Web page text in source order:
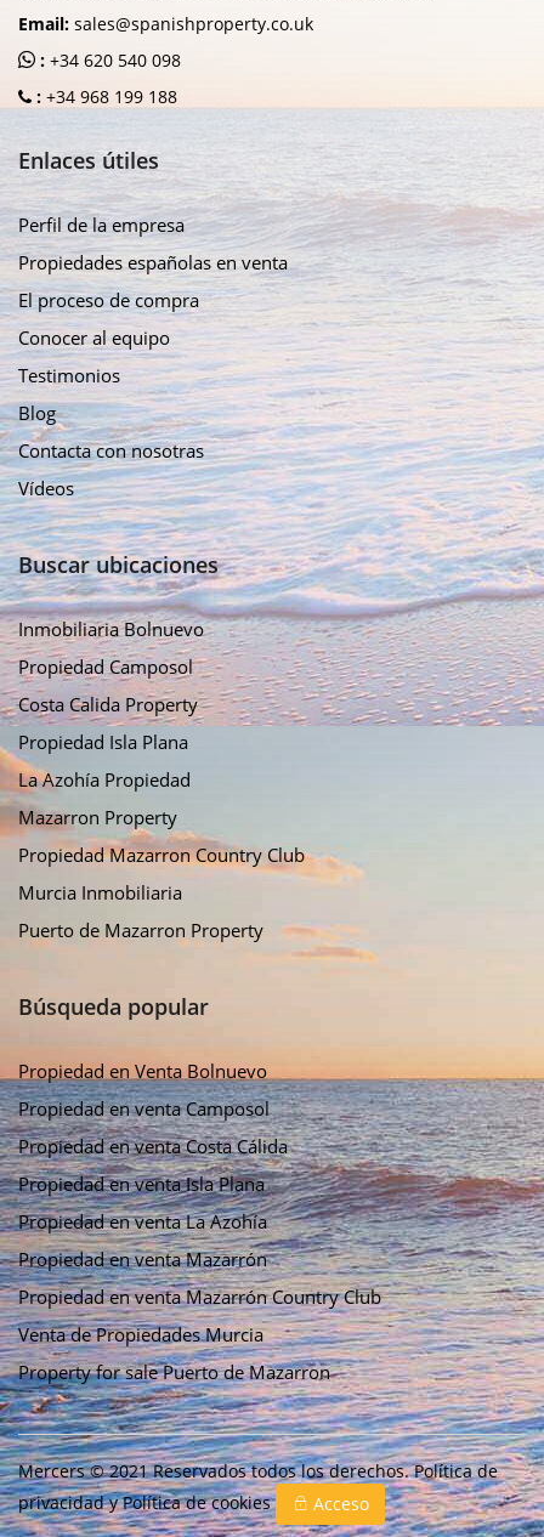
Email: sales@spanishproperty.co.uk
: +34 620 540 098
: +34 968 199 188
Enlaces útiles
Perfil de la empresa
Propiedades españolas en venta
El proceso de compra
Conocer al equipo
Testimonios
Blog
Contacta con nosotras
Vídeos
Buscar ubicaciones
Inmobiliaria Bolnuevo
Propiedad Camposol
Costa Calida Property
Propiedad Isla Plana
La Azohía Propiedad
Mazarron Property
Propiedad Mazarron Country Club
Murcia Inmobiliaria
Puerto de Mazarron Property
Búsqueda popular
Propiedad en Venta Bolnuevo
Propiedad en venta Camposol
Propiedad en venta Costa Cálida
Propiedad en venta Isla Plana
Propiedad en venta La Azohía
Propiedad en venta Mazarrón
Propiedad en venta Mazarrón Country Club
Venta de Propiedades Murcia
Property for sale Puerto de Mazarron
Mercers © 2021 Reservados todos los derechos.Política de
privacidadyPolítica de cookies Acceso